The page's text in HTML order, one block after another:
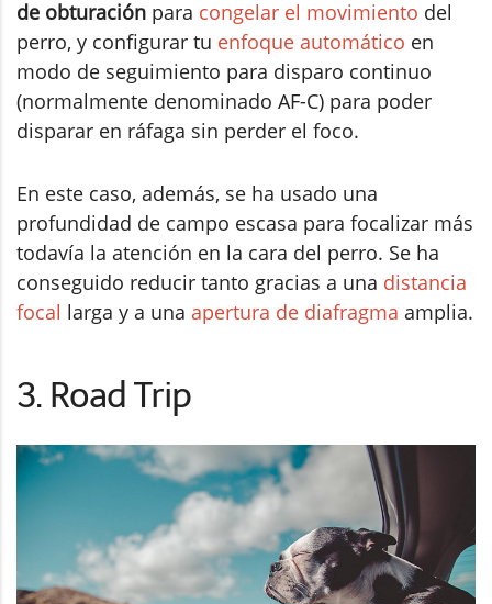
de obturación para congelar el movimiento del
perro, y configurar tu enfoque automático en
modo de seguimiento para disparo continuo
(normalmente denominado AF-C) para poder
disparar en ráfaga sin perder el foco.
En este caso, además, se ha usado una
profundidad de campo escasa para focalizar más
todavía la atención en la cara del perro. Se ha
conseguido reducir tanto gracias a una distancia
focal larga y a una apertura de diafragma amplia.
3. Road Trip